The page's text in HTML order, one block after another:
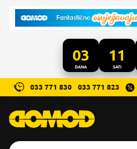
03
DANA
11
SATI
033 771 830 033 771 823